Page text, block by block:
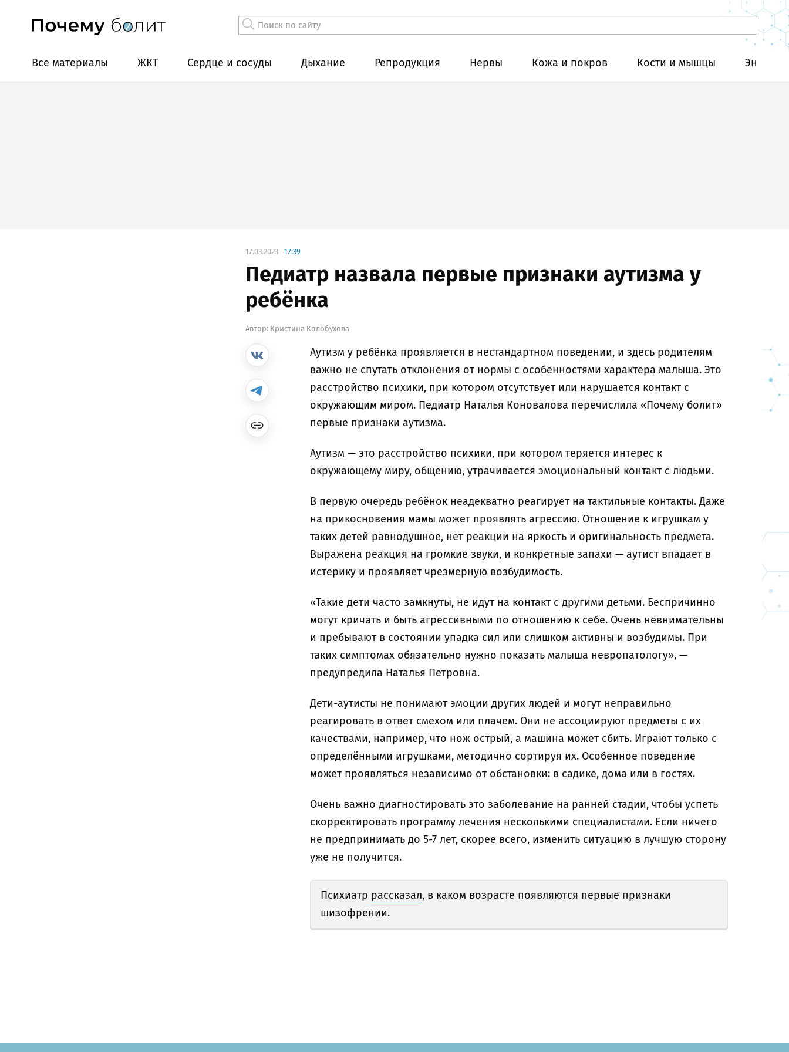
Все материалы ЖКТ Сердце и сосуды Дыхание Репродукция Нервы Кожа и покров Кости и мышцы
17.03.2023 17:39
Педиатр назвала первые признаки аутизма у
ребёнка
Автор: Кристина Колобухова
Аутизм у ребёнка проявляется в нестандартном поведении, и здесь родителям
важно не спутать отклонения от нормы с особенностями характера малыша. Это
расстройство психики, при котором отсутствует или нарушается контакт с
окружающим миром. Педиатр Наталья Коновалова перечислила «Почему болит»
первые признаки аутизма.
Аутизм — это расстройство психики, при котором теряется интерес к
окружающему миру, общению, утрачивается эмоциональный контакт с людьми.
В первую очередь ребёнок неадекватно реагирует на тактильные контакты. Даже
на прикосновения мамы может проявлять агрессию. Отношение к игрушкам у
таких детей равнодушное, нет реакции на яркость и оригинальность предмета.
Выражена реакция на громкие звуки, и конкретные запахи — аутист впадает в
истерику и проявляет чрезмерную возбудимость.
«Такие дети часто замкнуты, не идут на контакт с другими детьми. Беспричинно
могут кричать и быть агрессивными по отношению к себе. Очень невнимательны
и пребывают в состоянии упадка сил или слишком активны и возбудимы. При
таких симптомах обязательно нужно показать малыша невропатологу», —
предупредила Наталья Петровна.
Дети-аутисты не понимают эмоции других людей и могут неправильно
реагировать в ответ смехом или плачем. Они не ассоциируют предметы с их
качествами, например, что нож острый, а машина может сбить. Играют только с
определёнными игрушками, методично сортируя их. Особенное поведение
может проявляться независимо от обстановки: в садике, дома или в гостях.
Очень важно диагностировать это заболевание на ранней стадии, чтобы успеть
скорректировать программу лечения несколькими специалистами. Если ничего
не предпринимать до 5-7 лет, скорее всего, изменить ситуацию в лучшую сторону
уже не получится.
Психиатр рассказал, в каком возрасте появляются первые признаки
шизофрении.